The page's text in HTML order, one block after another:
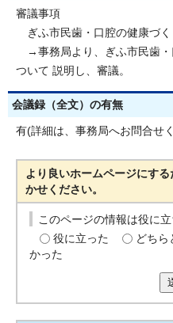
審議事項
ぎふ市民歯・口腔の健康づ
→事務局より、ぎふ市民歯・
ついて 説明し、審議。
会議録（全文）の有無
有(詳細は、事務局へお問合せ
より良いホームページにす
かせください。
このページの情報は役に
役に立った
どちら
かった